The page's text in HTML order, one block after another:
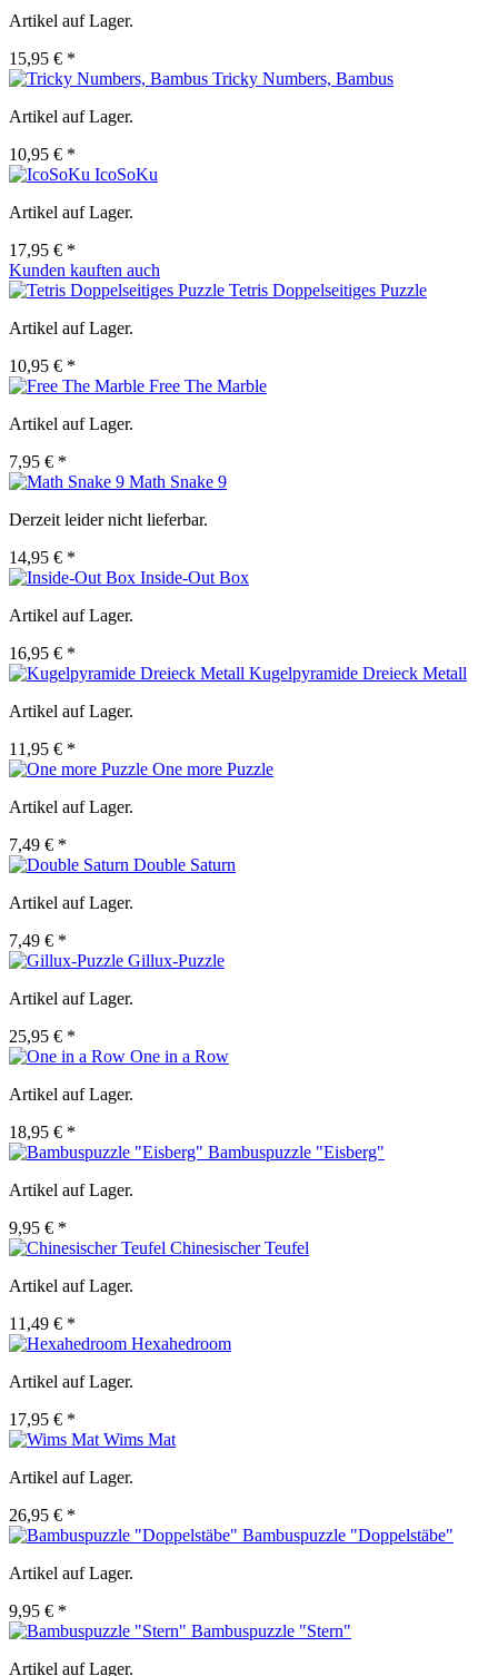
Artikel auf Lager.
15,95 € *
Tricky Numbers, Bambus
Artikel auf Lager.
10,95 € *
IcoSoKu
Artikel auf Lager.
17,95 € *
Kunden kauften auch
Tetris Doppelseitiges Puzzle
Artikel auf Lager.
10,95 € *
Free The Marble
Artikel auf Lager.
7,95 € *
Math Snake 9
Derzeit leider nicht lieferbar.
14,95 € *
Inside-Out Box
Artikel auf Lager.
16,95 € *
Kugelpyramide Dreieck Metall
Artikel auf Lager.
11,95 € *
One more Puzzle
Artikel auf Lager.
7,49 € *
Double Saturn
Artikel auf Lager.
7,49 € *
Gillux-Puzzle
Artikel auf Lager.
25,95 € *
One in a Row
Artikel auf Lager.
18,95 € *
Bambuspuzzle "Eisberg"
Artikel auf Lager.
9,95 € *
Chinesischer Teufel
Artikel auf Lager.
11,49 € *
Hexahedroom
Artikel auf Lager.
17,95 € *
Wims Mat
Artikel auf Lager.
26,95 € *
Bambuspuzzle "Doppelstäbe"
Artikel auf Lager.
9,95 € *
Bambuspuzzle "Stern"
Artikel auf Lager.